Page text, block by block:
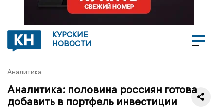
КУРСКИЕ
НОВОСТИ
Аналитика
Аналитика: половина россиян готова
добавить в портфель инвестиции